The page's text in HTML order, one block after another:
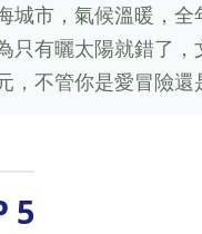
城市，氣候溫暖，
只有曬太陽就錯了
不管你是愛冒險還
5